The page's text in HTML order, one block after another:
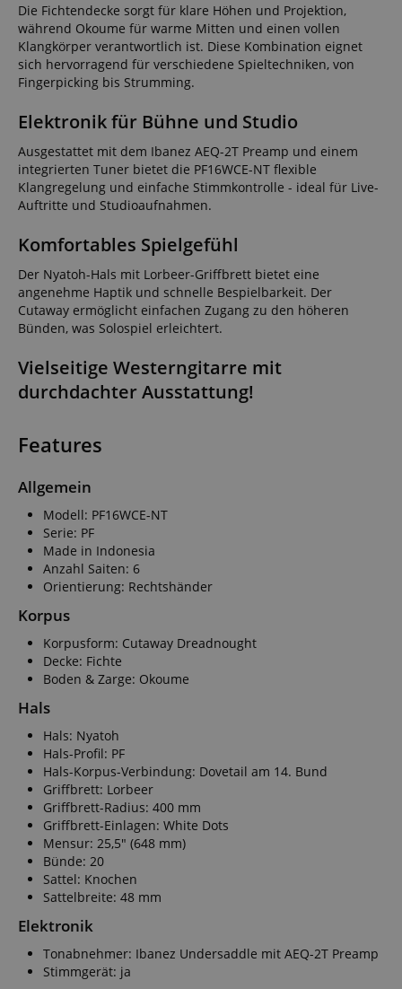
Die Fichtendecke sorgt für klare Höhen und Projektion,
während Okoume für warme Mitten und einen vollen
Klangkörper verantwortlich ist. Diese Kombination eignet
sich hervorragend für verschiedene Spieltechniken, von
Fingerpicking bis Strumming.
Elektronik für Bühne und Studio
Ausgestattet mit dem Ibanez AEQ-2T Preamp und einem
integrierten Tuner bietet die PF16WCE-NT flexible
Klangregelung und einfache Stimmkontrolle - ideal für Live-
Auftritte und Studioaufnahmen.
Komfortables Spielgefühl
Der Nyatoh-Hals mit Lorbeer-Griffbrett bietet eine
angenehme Haptik und schnelle Bespielbarkeit. Der
Cutaway ermöglicht einfachen Zugang zu den höheren
Bünden, was Solospiel erleichtert.
Vielseitige Westerngitarre mit
durchdachter Ausstattung!
Features
Allgemein
Modell: PF16WCE-NT
Serie: PF
Made in Indonesia
Anzahl Saiten: 6
Orientierung: Rechtshänder
Korpus
Korpusform: Cutaway Dreadnought
Decke: Fichte
Boden & Zarge: Okoume
Hals
Hals: Nyatoh
Hals-Profil: PF
Hals-Korpus-Verbindung: Dovetail am 14. Bund
Griffbrett: Lorbeer
Griffbrett-Radius: 400 mm
Griffbrett-Einlagen: White Dots
Mensur: 25,5" (648 mm)
Bünde: 20
Sattel: Knochen
Sattelbreite: 48 mm
Elektronik
Tonabnehmer: Ibanez Undersaddle mit AEQ-2T Preamp
Stimmgerät: ja